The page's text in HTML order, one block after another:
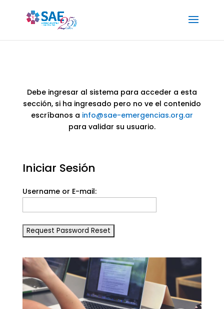
Debe ingresar al sistema para acceder a esta
sección, si ha ingresado pero no ve el contenido
escríbanos a info@sae-emergencias.org.ar
para validar su usuario.
Iniciar Sesión
Username or E-mail: